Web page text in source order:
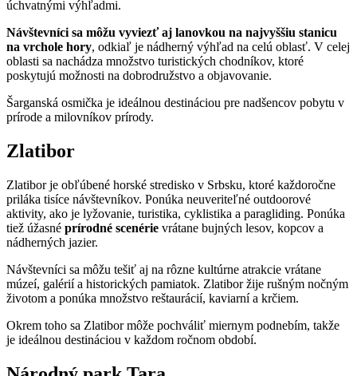
úchvatnými výhľadmi.
Návštevníci sa môžu vyviezť aj lanovkou na najvyššiu stanicu
na vrchole hory, odkiaľ je nádherný výhľad na celú oblasť. V celej
oblasti sa nachádza množstvo turistických chodníkov, ktoré
poskytujú možnosti na dobrodružstvo a objavovanie.
Šarganská osmička je ideálnou destináciou pre nadšencov pobytu v
prírode a milovníkov prírody.
Zlatibor
Zlatibor je obľúbené horské stredisko v Srbsku, ktoré každoročne
priláka tisíce návštevníkov. Ponúka neuveriteľné outdoorové
aktivity, ako je lyžovanie, turistika, cyklistika a paragliding. Ponúka
tiež úžasné prírodné scenérie vrátane bujných lesov, kopcov a
nádherných jazier.
Návštevníci sa môžu tešiť aj na rôzne kultúrne atrakcie vrátane
múzeí, galérií a historických pamiatok. Zlatibor žije rušným nočným
životom a ponúka množstvo reštaurácií, kaviarní a krčiem.
Okrem toho sa Zlatibor môže pochváliť miernym podnebím, takže
je ideálnou destináciou v každom ročnom období.